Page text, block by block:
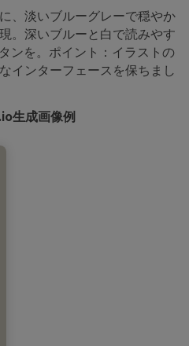
、淡いブルーグレーで穏やか
。深いブルーと白で読みやす
ンを。ポイント：イラストの
インターフェースを保ちまし
生成画像例